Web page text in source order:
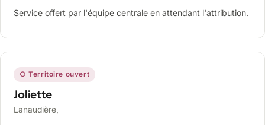
Service offert par l'équipe centrale en attendant l'attribution.
○ Territoire ouvert
Joliette
Lanaudière,